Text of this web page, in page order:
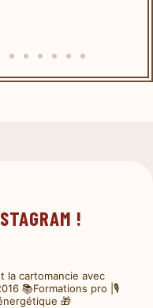
!
la cartomancie avec
📚Formations pro |🎙️
🎁